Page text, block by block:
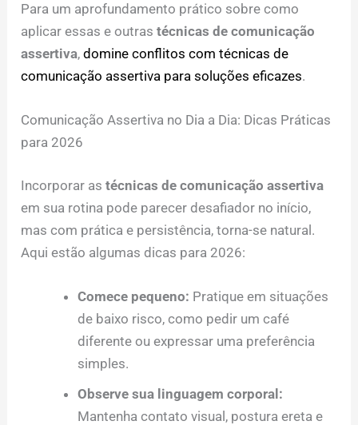
Para um aprofundamento prático sobre como
aplicar essas e outrastécnicas de comunicação
assertiva,domine conflitos com técnicas de
comunicação assertiva para soluções eficazes.
Comunicação Assertiva no Dia a Dia: Dicas Práticas
para 2026
Incorporar astécnicas de comunicação assertiva
em sua rotina pode parecer desafiador no início,
mas com prática e persistência, torna-se natural.
Aqui estão algumas dicas para 2026:
Comece pequeno: Pratique em situações
de baixo risco, como pedir um café
diferente ou expressar uma preferência
simples.
Observe sua linguagem corporal:
Mantenha contato visual, postura ereta e